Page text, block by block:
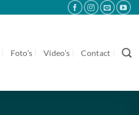
Foto’s Video’s Contact